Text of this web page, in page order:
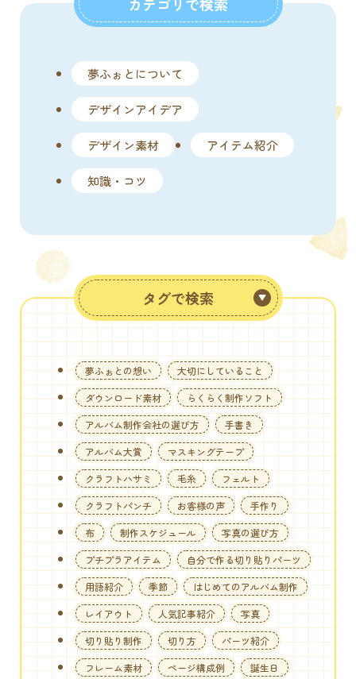
夢ふぉとについて
デザインアイデア
デザイン素材 アイテム紹介
知識・コツ
タグで検索
夢ふぉとの想い
大切にしていること
ダウンロード素材
らくらく制作ソフト
アルバム制作会社の選び方
手書き
アルバム大賞
マスキングテープ
クラフトハサミ
毛糸
フェルト
クラフトパンチ
お客様の声
手作り
布
制作スケジュール
写真の選び方
プチプラアイテム
自分で作る切り貼りパーツ
用語紹介
季節
はじめてのアルバム制作
レイアウト
人気記事紹介
写真
切り貼り制作
切り方
パーツ紹介
フレーム素材
ページ構成例
誕生日